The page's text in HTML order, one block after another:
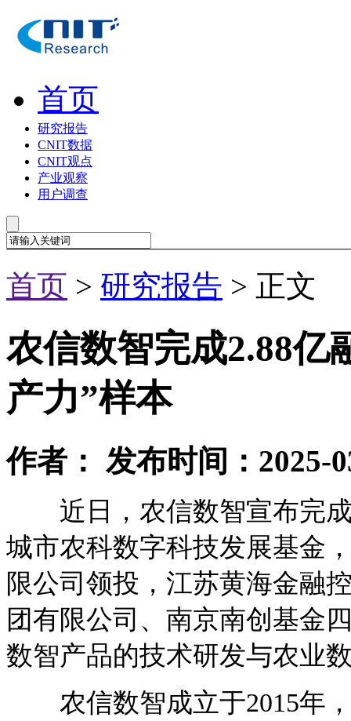
首页
研究报告
CNIT数据
CNIT观点
产业观察
用户调查
首页 > 研究报告 > 正文
农信数智完成2.88亿
产力”样本
作者： 发布时间：2025-
近日，农信数智宣布完成
城市农科数字科技发展基金
限公司领投，江苏黄海金融
团有限公司、南京南创基金
数智产品的技术研发与农业
农信数智成立于2015年，